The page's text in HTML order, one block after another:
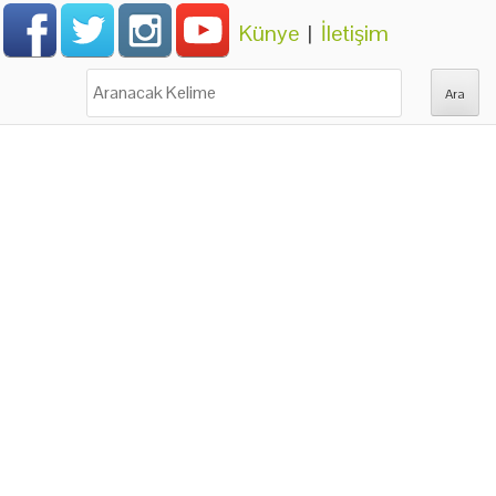
Künye | İletişim